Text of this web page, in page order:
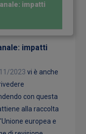
impatti
impatti
2023 vi è anche
con questa
alla raccolta
europea e